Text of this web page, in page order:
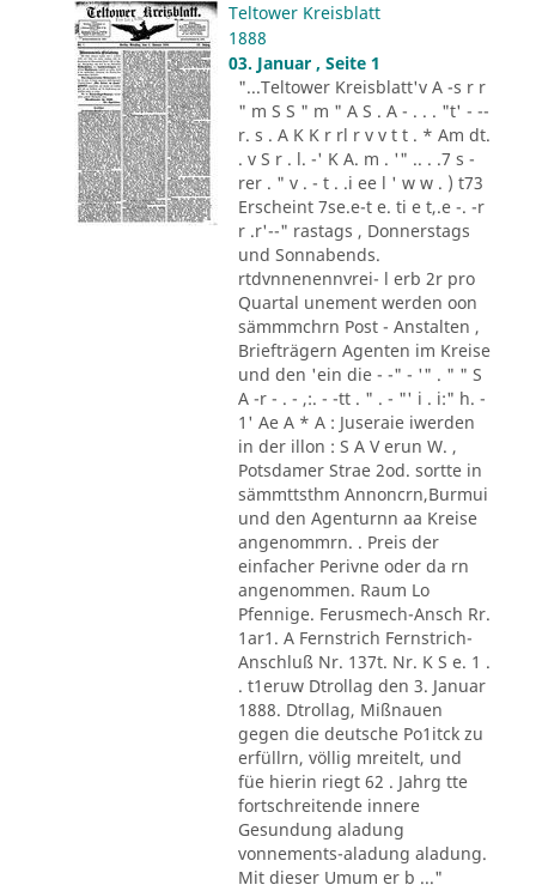
Teltower Kreisblatt
1888
03. Januar , Seite 1
"...Teltower Kreisblatt'v A -s r r
" m S S " m " A S . A - . . . "t' - --
r. s . A K K r rl r v v t t . * Am dt.
. v S r . l. -' K A. m . '" .. . .7 s -
rer . " v . - t . .i ee l ' w w . ) t73
Erscheint 7se.e-t e. ti e t,.e -. -r
r .r'--" rastags , Donnerstags
und Sonnabends.
rtdvnnenennvrei- l erb 2r pro
Quartal unement werden oon
sämmmchrn Post - Anstalten ,
Briefträgern Agenten im Kreise
und den 'ein die - -" - '" . " " S
A -r - . - ,:. - -tt . " . - "' i . i:" h. -
1' Ae A * A : Juseraie iwerden
in der illon : S A V erun W. ,
Potsdamer Strae 2od. sortte in
sämmttsthm Annoncrn,Burmui
und den Agenturnn aa Kreise
angenommrn. . Preis der
einfacher Perivne oder da rn
angenommen. Raum Lo
Pfennige. Ferusmech-Ansch Rr.
1ar1. A Fernstrich Fernstrich-
Anschluß Nr. 137t. Nr. K S e. 1 .
. t1eruw Dtrollag den 3. Januar
1888. Dtrollag, Mißnauen
gegen die deutsche Po1itck zu
erfüllrn, völlig mreitelt, und
füe hierin riegt 62 . Jahrg tte
fortschreitende innere
Gesundung aladung
vonnements-aladung aladung.
Mit dieser Umum er b ..."